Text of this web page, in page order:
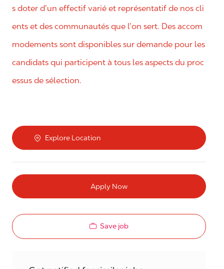
s doter d’un effectif varié et représentatif de nos cli
ents et des communautés que l’on sert. Des accom
modements sont disponibles sur demande pour les
candidats qui participent à tous les aspects du proc
essus de sélection.
Explore Location
Apply Now
Save job